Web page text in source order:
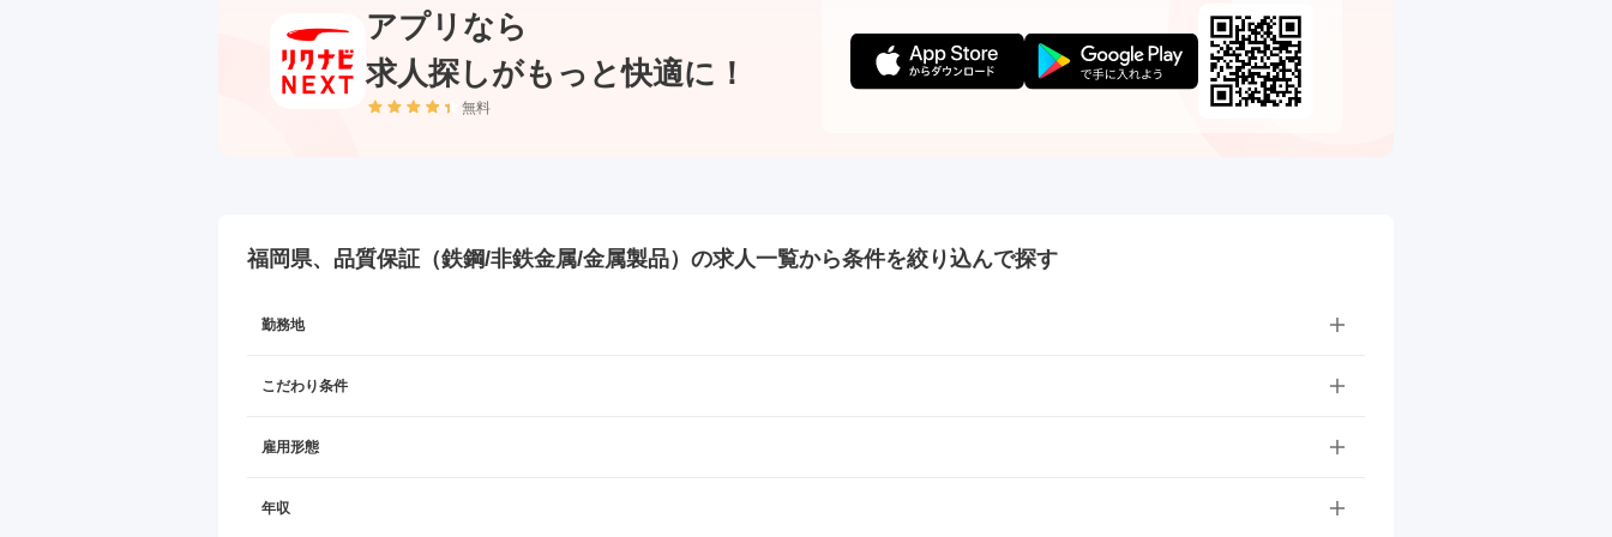
アプリなら
求人探しがもっと快適に！
無料
福岡県、品質保証（鉄鋼/非鉄金属/金属製品）の求人一覧から条件を絞り込んで探す
勤務地
こだわり条件
雇用形態
年収